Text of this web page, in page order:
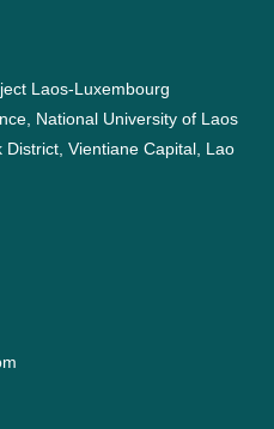
Laos-Luxembourg
National University of Laos
Vientiane Capital, Lao